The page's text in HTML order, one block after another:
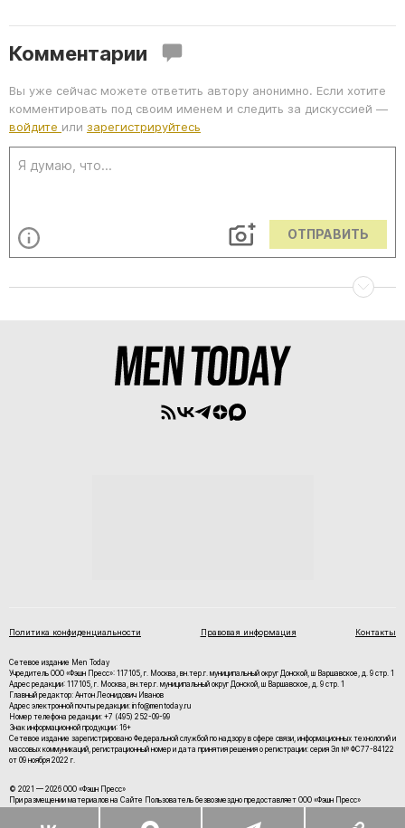
Комментарии
Вы уже сейчас можете ответить автору анонимно. Если хотите
комментировать под своим именем и следить за дискуссией —
войдите или зарегистрируйтесь
ОТПРАВИТЬ
Политика конфиденциальности Правовая информация Контакты
Сетевое издание Men Today
Учредитель ООО «Фэшн Пресс»: 117105, г. Москва, вн.тер.г. муниципальный округ Донской, ш Варшавское, д. 9 стр. 1
Адрес редакции: 117105, г. Москва, вн.тер.г. муниципальный округ Донской, ш Варшавское, д. 9 стр. 1
Главный редактор: Антон Леонидович Иванов
Адрес электронной почты редакции: info@mentoday.ru
Номер телефона редакции: +7 (495) 252-09-99
Знак информационной продукции: 16+
Cетевое издание зарегистрировано Федеральной службой по надзору в сфере связи, информационных технологий и
массовых коммуникаций, регистрационный номер и дата принятия решения о регистрации: серия Эл № ФС77-84122
от 09 ноября 2022 г.
© 2021 — 2026 ООО «Фэшн Пресс»
При размещении материалов на Сайте Пользователь безвозмездно предоставляет ООО «Фэшн Пресс»
произведений, а также на демонстрацию материалов и доведение их до всеобщего сведения.